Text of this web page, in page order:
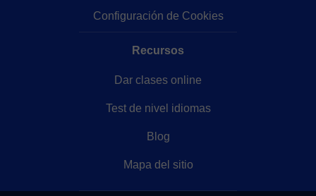
Configuración de Cookies
Recursos
Dar clases online
Test de nivel idiomas
Blog
Mapa del sitio